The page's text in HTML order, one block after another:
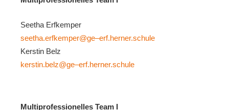
Seetha Erfkemper
seetha.erfkemper@ge–erf.herner.schule
Kerstin Belz
kerstin.belz@ge–erf.herner.schule
Multiprofessionelles Team I